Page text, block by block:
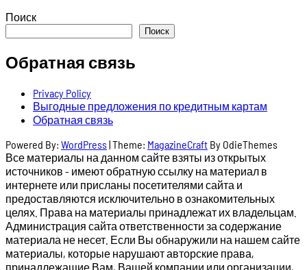
Поиск
Поиск
Обратная связь
Privacy Policy
Выгодные предложения по кредитным картам
Обратная связь
Powered By: WordPress|Theme: MagazineCraft By OdieThemes
Все материалы на данном сайте взяты из открытых
источников - имеют обратную ссылку на материал в
интернете или присланы посетителями сайта и
предоставляются исключительно в ознакомительных
целях. Права на материалы принадлежат их владельцам.
Администрация сайта ответственности за содержание
материала не несет. Если Вы обнаружили на нашем сайте
материалы, которые нарушают авторские права,
принадлежащие Вам, Вашей компании или организации,